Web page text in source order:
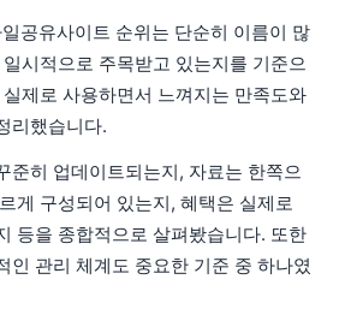
공유사이트 순위는 단순히 이름이 많
시적으로 주목받고 있는지를 기준으
제로 사용하면서 느껴지는 만족도와
리했습니다.
준히 업데이트되는지, 자료는 한쪽으
게 구성되어 있는지, 혜택은 실제로
등을 종합적으로 살펴봤습니다. 또한
인 관리 체계도 중요한 기준 중 하나였